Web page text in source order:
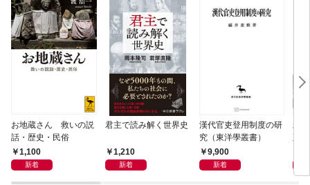
お地蔵さん 救いの説
話・歴史・民俗
1,100
新着
君主で読み解く世界史
1,210
新着
漢代官吏登用制度の研
究（東洋學叢書）
9,900
新着
親
直